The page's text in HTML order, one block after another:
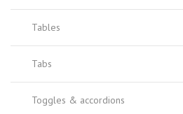
Tables
Tabs
Toggles & accordions